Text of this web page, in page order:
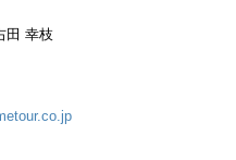
田 幸枝